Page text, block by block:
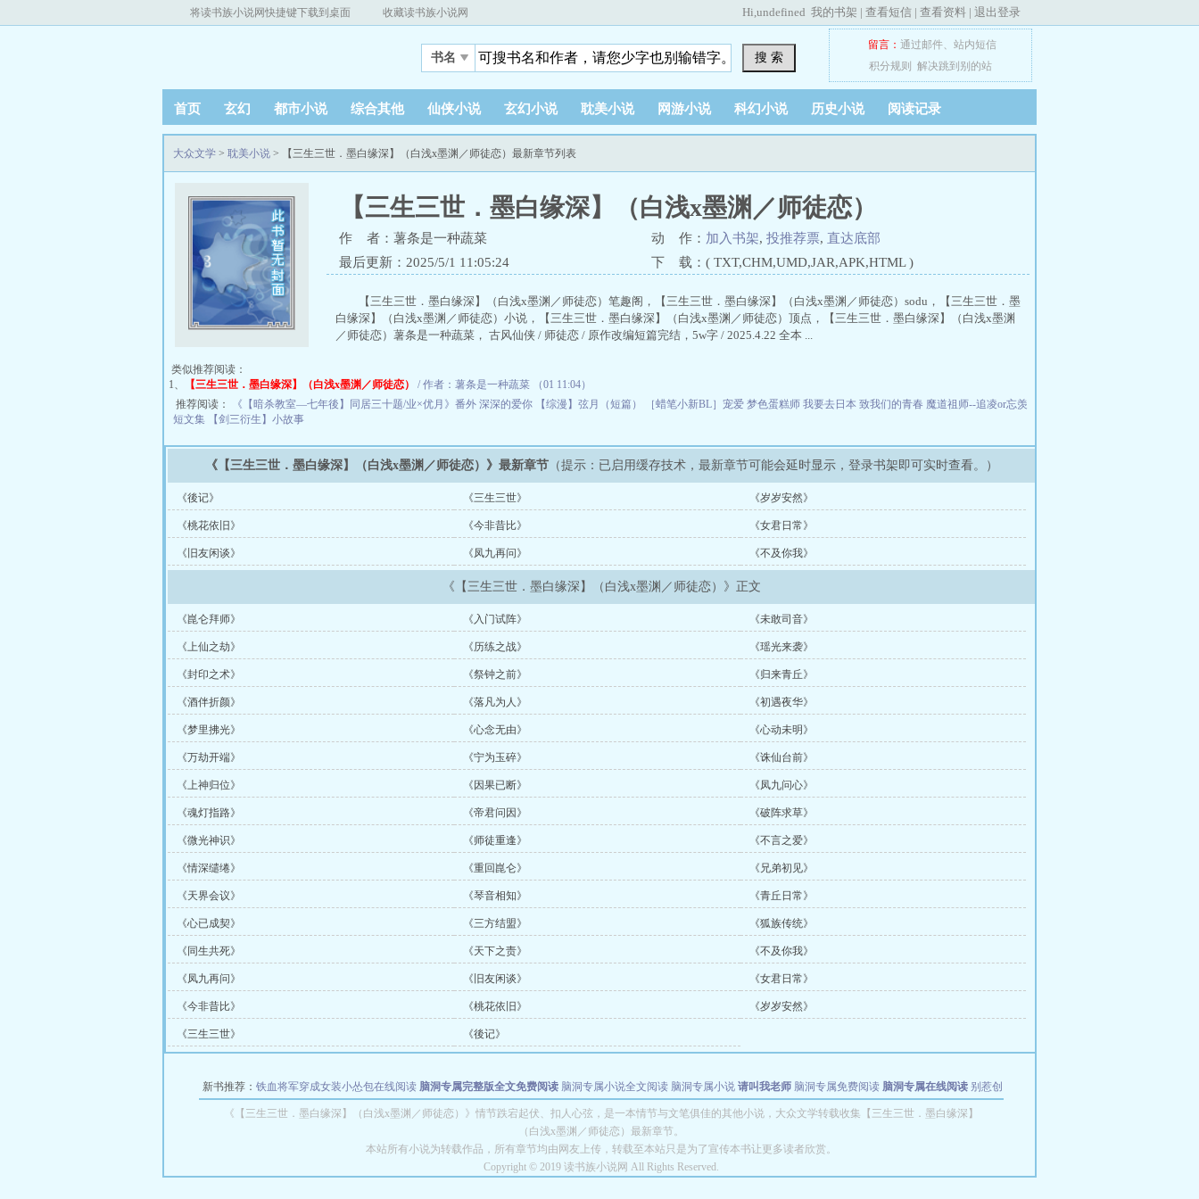
将读书族小说网快捷键下载到桌面 收藏读书族小说网 Hi,undefined 我的书架 | 查看短信 | 查看资料 | 退出登录
书名 搜 索
留言： 通过邮件、 站内短信
积分规则
解决跳到别的站
首页 玄幻 都市小说 综合其他 仙侠小说 玄幻小说 耽美小说 网游小说 科幻小说 历史小说 阅读记录
大众文学 > 耽美小说 > 【三生三世．墨白缘深】（白浅x墨渊／师徒恋）最新章节列表
【三生三世．墨白缘深】（白浅x墨渊／师徒恋）
作 者：薯条是一种蔬菜 动 作： 加入书架, 投推荐票, 直达底部
最后更新：2025/5/1 11:05:24
下 载：( TXT,CHM,UMD,JAR,APK,HTML )
【三生三世．墨白缘深】（白浅x墨渊／师徒恋）笔趣阁，【三生三世．墨白缘深】（白浅x墨渊／师徒恋）sodu，【三生三世．墨
白缘深】（白浅x墨渊／师徒恋）小说，【三生三世．墨白缘深】（白浅x墨渊／师徒恋）顶点，【三生三世．墨白缘深】（白浅x墨渊
／师徒恋）薯条是一种蔬菜， 古风仙侠 / 师徒恋 / 原作改编短篇完结，5w字 / 2025.4.22 全本 ...
类似推荐阅读：
1、
【三生三世．墨白缘深】（白浅x墨渊／师徒恋）
/ 作者：薯条是一种蔬菜 （01 11:04）
推荐阅读：
《【暗杀教室—七年後】同居三十题/业×优月》番外 深深的爱你 【综漫】弦月（短篇） ［蜡笔小新BL］宠爱 梦色蛋糕师 我要去日本 致我们的青春 魔道祖师--追凌or忘羡
短文集
【剑三衍生】小故事
《【三生三世．墨白缘深】（白浅x墨渊／师徒恋）》最新章节（提示：已启用缓存技术，最新章节可能会延时显示，登录书架即可实时查看。）
《後记》 《三生三世》 《岁岁安然》
《桃花依旧》 《今非昔比》 《女君日常》
《旧友闲谈》 《凤九再问》 《不及你我》
《【三生三世．墨白缘深】（白浅x墨渊／师徒恋）》正文
《崑仑拜师》 《入门试阵》 《未敢司音》
《上仙之劫》 《历练之战》 《瑶光来袭》
《封印之术》 《祭钟之前》 《归来青丘》
《酒伴折颜》 《落凡为人》 《初遇夜华》
《梦里拂光》 《心念无由》 《心动未明》
《万劫开端》 《宁为玉碎》 《诛仙台前》
《上神归位》 《因果已断》 《凤九问心》
《魂灯指路》 《帝君问因》 《破阵求草》
《微光神识》 《师徒重逢》 《不言之爱》
《情深缱绻》 《重回崑仑》 《兄弟初见》
《天界会议》 《琴音相知》 《青丘日常》
《心已成契》 《三方结盟》 《狐族传统》
《同生共死》 《天下之责》 《不及你我》
《凤九再问》 《旧友闲谈》 《女君日常》
《今非昔比》 《桃花依旧》 《岁岁安然》
《三生三世》 《後记》
新书推荐： 铁血将军穿成女装小怂包在线阅读 脑洞专属完整版全文免费阅读 脑洞专属小说全文阅读 脑洞专属小说 请叫我老师 脑洞专属免费阅读 脑洞专属在线阅读 别惹创
世者 穿书第一天就结婚小说全文阅读
《【三生三世．墨白缘深】（白浅x墨渊／师徒恋）》情节跌宕起伏、扣人心弦，是一本情节与文笔俱佳的其他小说，大众文学转载收集【三生三世．墨白缘深】
（白浅x墨渊／师徒恋）最新章节。
本站所有小说为转载作品，所有章节均由网友上传，转载至本站只是为了宣传本书让更多读者欣赏。
Copyright © 2019 读书族小说网 All Rights Reserved.